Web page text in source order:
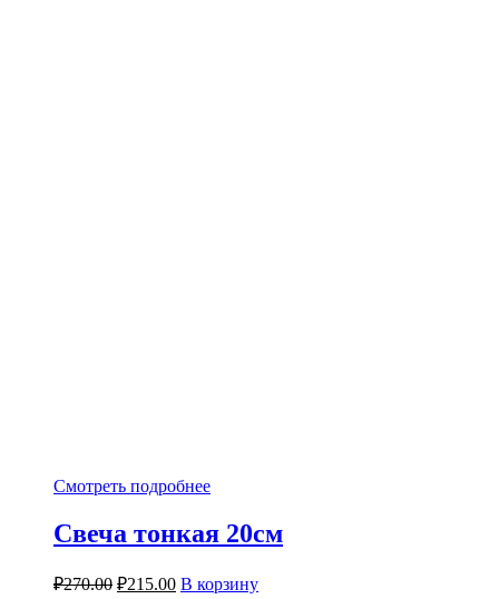
Смотреть подробнее
Свеча тонкая 20см
₽270.00 ₽215.00 В корзину